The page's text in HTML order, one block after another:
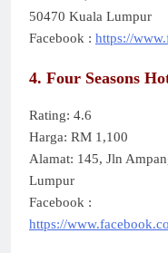
50470 Kuala Lumpur
Facebook : https://
4. Four Seasons
Rating: 4.6
Harga: RM 1,100
Alamat: 145, Jln
Lumpur
Facebook :
https://